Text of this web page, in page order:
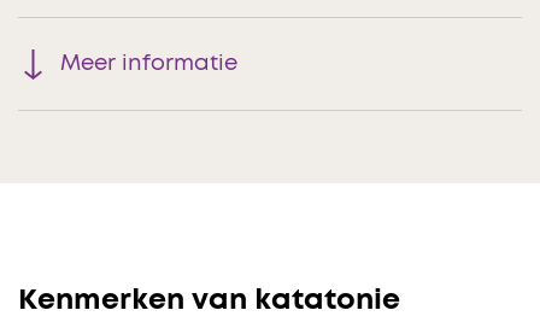
Meer informatie
Kenmerken van katatonie